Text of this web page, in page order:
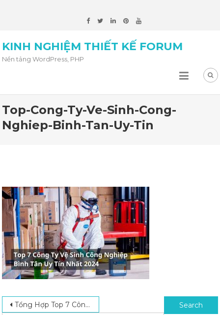
KINH NGHIỆM THIẾT KẾ FORUM
Nền tảng WordPress, PHP
Top-Cong-Ty-Ve-Sinh-Cong-
Nghiep-Binh-Tan-Uy-Tin
Post navigation
Tổng Hợp Top 7 Công Ty Vệ Sinh Công Nghiệp Bình Tân Uy Tín Nhất 2024 Search for: